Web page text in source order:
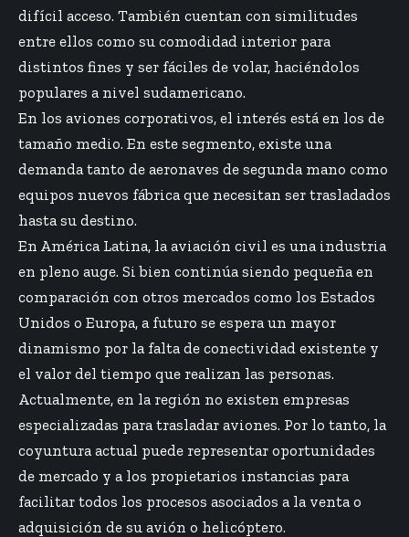
difícil acceso. También cuentan con similitudes
entre ellos como su comodidad interior para
distintos fines y ser fáciles de volar, haciéndolos
populares a nivel sudamericano.
En los aviones corporativos, el interés está en los de
tamaño medio. En este segmento, existe una
demanda tanto de aeronaves de segunda mano como
equipos nuevos fábrica que necesitan ser trasladados
hasta su destino.
En América Latina, la aviación civil es una industria
en pleno auge. Si bien continúa siendo pequeña en
comparación con otros mercados como los Estados
Unidos o Europa, a futuro se espera un mayor
dinamismo por la falta de conectividad existente y
el valor del tiempo que realizan las personas.
Actualmente, en la región no existen empresas
especializadas para trasladar aviones. Por lo tanto, la
coyuntura actual puede representar oportunidades
de mercado y a los propietarios instancias para
facilitar todos los procesos asociados a la venta o
adquisición de su avión o helicóptero.